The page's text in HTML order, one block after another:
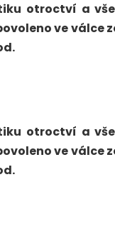
otroctví a
ve válce
otroctví a
ve válce